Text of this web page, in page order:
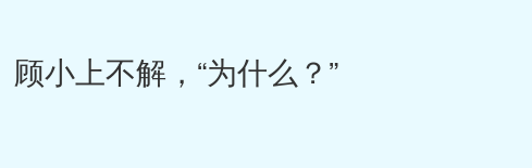
顾小上不解，“为什么？”